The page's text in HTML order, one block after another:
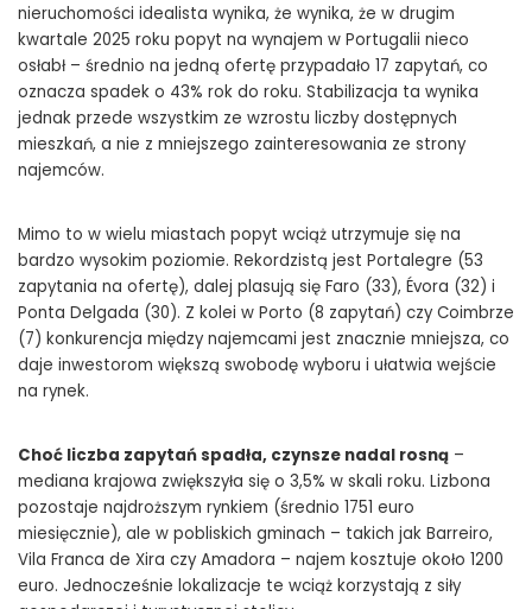
nieruchomości idealista wynika, że wynika, że w drugim
kwartale 2025 roku popyt na wynajem w Portugalii nieco
osłabł – średnio na jedną ofertę przypadało 17 zapytań, co
oznacza spadek o 43% rok do roku. Stabilizacja ta wynika
jednak przede wszystkim ze wzrostu liczby dostępnych
mieszkań, a nie z mniejszego zainteresowania ze strony
najemców.
Mimo to w wielu miastach popyt wciąż utrzymuje się na
bardzo wysokim poziomie. Rekordzistą jest Portalegre (53
zapytania na ofertę), dalej plasują się Faro (33), Évora (32) i
Ponta Delgada (30). Z kolei w Porto (8 zapytań) czy Coimbrze
(7) konkurencja między najemcami jest znacznie mniejsza, co
daje inwestorom większą swobodę wyboru i ułatwia wejście
na rynek.
Choć liczba zapytań spadła, czynsze nadal rosną –
mediana krajowa zwiększyła się o 3,5% w skali roku. Lizbona
pozostaje najdroższym rynkiem (średnio 1751 euro
miesięcznie), ale w pobliskich gminach – takich jak Barreiro,
Vila Franca de Xira czy Amadora – najem kosztuje około 1200
euro. Jednocześnie lokalizacje te wciąż korzystają z siły